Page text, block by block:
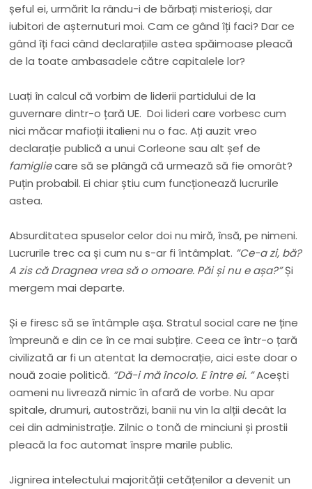
șeful ei, urmărit la rându-i de bărbați misterioși, dar
iubitori de așternuturi moi. Cam ce gând îți faci? Dar ce
gând îți faci când declarațiile astea spăimoase pleacă
de la toate ambasadele către capitalele lor?
Luați în calcul că vorbim de liderii partidului de la
guvernare dintr-o țară UE. Doi lideri care vorbesc cum
nici măcar mafioții italieni nu o fac. Ați auzit vreo
declarație publică a unui Corleone sau alt șef de
famigliecare să se plângă că urmează să fie omorât?
Puțin probabil. Ei chiar știu cum funcționează lucrurile
astea.
Absurditatea spuselor celor doi nu miră, însă, pe nimeni.
Lucrurile trec ca și cum nu s-ar fi întâmplat. ”Ce-a zi, bă?
A zis că Dragnea vrea să o omoare. Păi și nu e așa?”Și
mergem mai departe.
Și e firesc să se întâmple așa. Stratul social care ne ține
împreună e din ce în ce mai subțire. Ceea ce într-o țară
civilizată ar fi un atentat la democrație, aici este doar o
nouă zoaie politică. ”Dă-i mă încolo. E între ei. ”Acești
oameni nu livrează nimic în afară de vorbe. Nu apar
spitale, drumuri, autostrăzi, banii nu vin la alții decât la
cei din administrație. Zilnic o tonă de minciuni și prostii
pleacă la foc automat înspre marile public.
Jignirea intelectului majorității cetățenilor a devenit un